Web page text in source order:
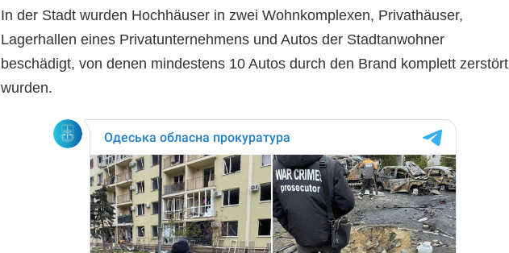
In der Stadt wurden Hochhäuser in zwei Wohnkomplexen, Privathäuser,
Lagerhallen eines Privatunternehmens und Autos der Stadtanwohner
beschädigt, von denen mindestens 10 Autos durch den Brand komplett zerstört
wurden.